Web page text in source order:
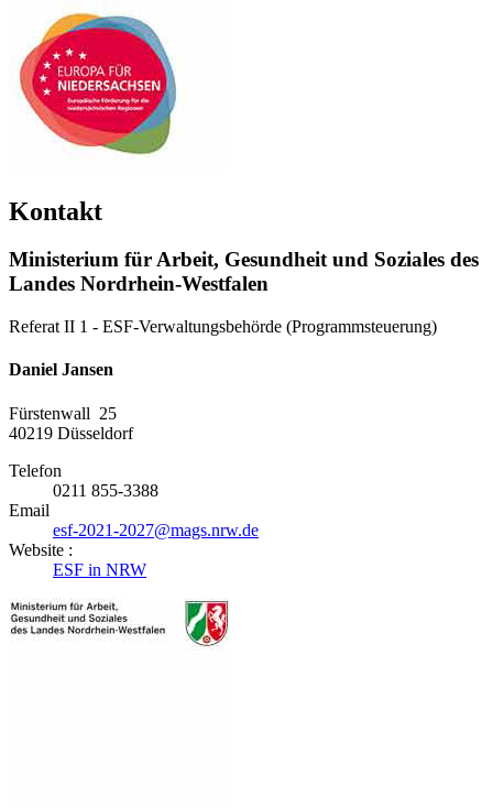
Kontakt
Ministerium für Arbeit, Gesundheit und Soziales des
Landes Nordrhein-Westfalen
Referat II 1 - ESF-Verwaltungsbehörde (Programmsteuerung)
Daniel Jansen
Fürstenwall 25
40219 Düsseldorf
Telefon
0211 855-3388
Email
esf-2021-2027@mags.nrw.de
Website :
ESF in NRW